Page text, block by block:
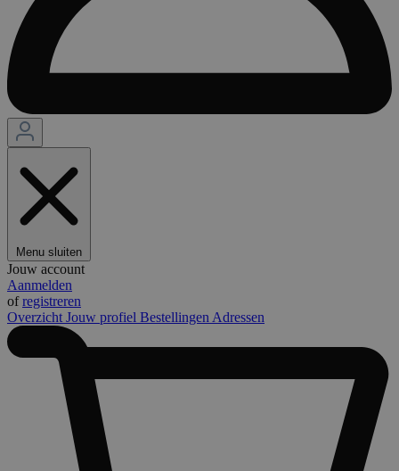
Menu sluiten
Jouw account
Aanmelden
ofregistreren
Overzicht Jouw profiel Bestellingen Adressen